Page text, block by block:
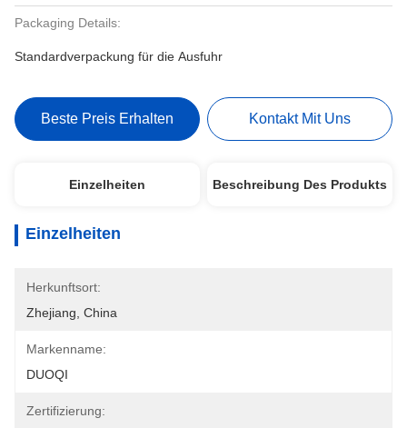
Packaging Details:
Standardverpackung für die Ausfuhr
Beste Preis Erhalten Kontakt Mit Uns
Einzelheiten Beschreibung Des Produkts
Einzelheiten
Herkunftsort:
Zhejiang, China
Markenname:
DUOQI
Zertifizierung: